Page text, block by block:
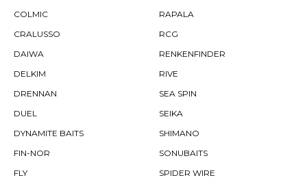
COLMIC
CRALUSSO
DAIWA
DELKIM
DRENNAN
DUEL
DYNAMITE BAITS
FIN-NOR
FLY
RAPALA
RCG
RENKENFINDER
RIVE
SEA SPIN
SEIKA
SHIMANO
SONUBAITS
SPIDER WIRE